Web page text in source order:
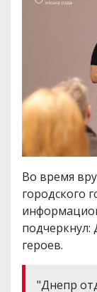
Во время
городского
подчеркнул:
героев.
"Днепр